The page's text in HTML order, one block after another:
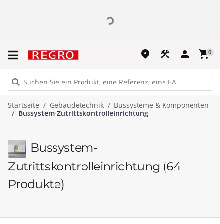
place construction person shopping_cart0
Startseite Gebäudetechnik
Bussysteme & Komponenten
Bussystem-Zutrittskontrolleinrichtung
Bussystem-
Zutrittskontrolleinrichtung (64
Produkte)